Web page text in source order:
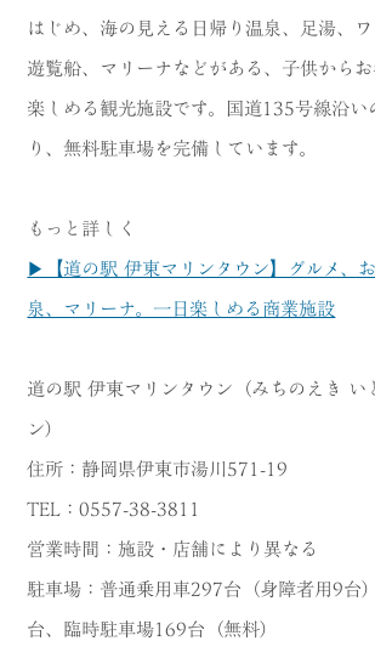
はじめ、海の見える日帰り温泉、足湯、ワ
遊覧船、マリーナなどがある、子供から
楽しめる観光施設です。国道135号線沿い
り、無料駐車場を完備しています。
もっと詳しく
▶【道の駅 伊東マリンタウン】グルメ、
泉、マリーナ。一日楽しめる商業施設
道の駅 伊東マリンタウン（みちのえき い
ン）
住所：静岡県伊東市湯川571-19
TEL：0557-38-3811
営業時間：施設・店舗により異なる
駐車場：普通乗用車297台（身障者用9台
台、臨時駐車場169台（無料）